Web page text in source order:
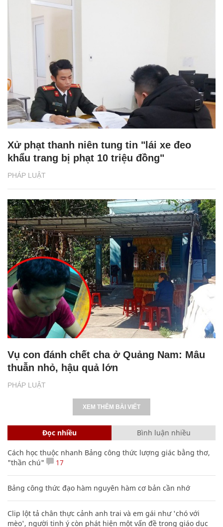
PHÁP LUẬT
Xử phạt thanh niên tung tin "lái xe đeo
khẩu trang bị phạt 10 triệu đồng"
PHÁP LUẬT
Vụ con đánh chết cha ở Quảng Nam: Mâu
thuẫn nhỏ, hậu quả lớn
XEM THÊM BÀI VIẾT
Đọc nhiều Bình luận nhiều
Cách học thuộc nhanh Bảng công thức lượng giác bằng thơ,
"thần chú"
17
Bảng công thức đạo hàm nguyên hàm cơ bản cần nhớ
Clip lột tả chân thực cảnh anh trai và em gái như 'chó với
mèo', người tinh ý còn phát hiện một vấn đề trong giáo dục